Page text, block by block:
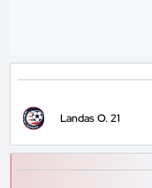
Landas O. 21